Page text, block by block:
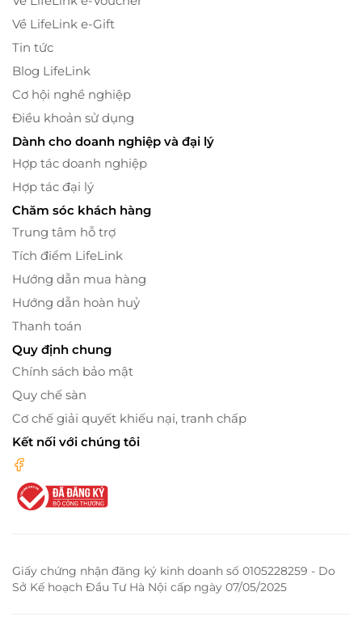
Về LifeLink e-Gift
Tin tức
Blog LifeLink
Cơ hội nghề nghiệp
Điều khoản sử dụng
Dành cho doanh nghiệp và đại lý
Hợp tác doanh nghiệp
Hợp tác đại lý
Chăm sóc khách hàng
Trung tâm hỗ trợ
Tích điểm LifeLink
Hướng dẫn mua hàng
Hướng dẫn hoàn huỷ
Thanh toán
Quy định chung
Chính sách bảo mật
Quy chế sàn
Cơ chế giải quyết khiếu nại, tranh chấp
Kết nối với chúng tôi
Giấy chứng nhận đăng ký kinh doanh số 0105228259 - Do
Sở Kế hoạch Đầu Tư Hà Nội cấp ngày 07/05/2025